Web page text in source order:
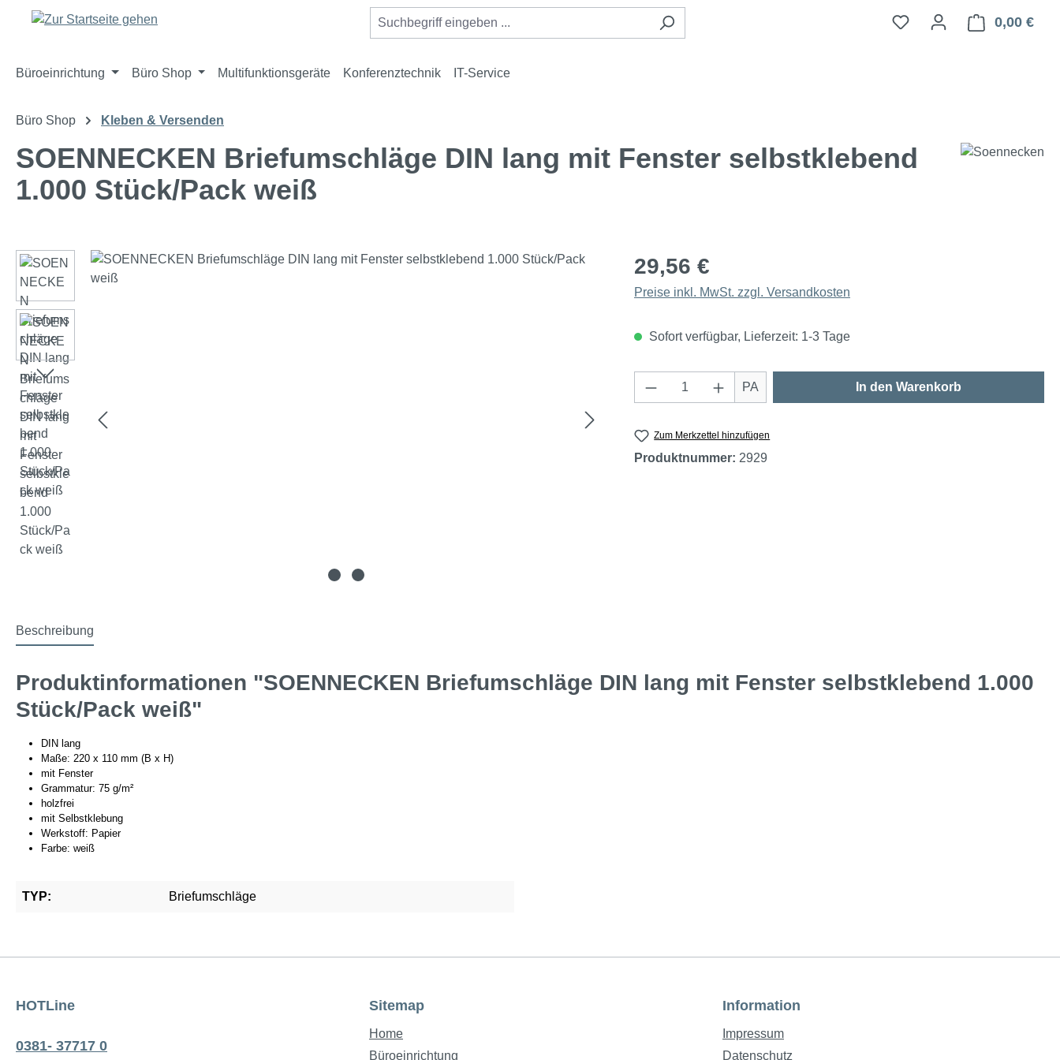
Hauptinhalt springen
Zur Suche springen
Zur Hauptnavigation springen 0,00 €
Büroeinrichtung Büro Shop Multifunktionsgeräte Konferenztechnik IT-Service
Büro Shop Kleben & Versenden
SOENNECKEN Briefumschläge DIN lang mit Fenster selbstklebend
1.000 Stück/Pack weiß
Bildergalerie überspringen 29,56 €
Preise inkl. MwSt. zzgl. Versandkosten
Sofort verfügbar, Lieferzeit: 1-3 Tage
Produkt Anzahl: Gib den gewünschten Wert ein
PA In den Warenkorb
Zum Merkzettel hinzufügen
Produktnummer: 2929
Beschreibung
Produktinformationen "SOENNECKEN Briefumschläge DIN lang mit Fenster selbstklebend 1.000
Stück/Pack weiß"
DIN lang
Maße: 220 x 110 mm (B x H)
mit Fenster
Grammatur: 75 g/m²
holzfrei
mit Selbstklebung
Werkstoff: Papier
Farbe: weiß
TYP: Briefumschläge
HOTLine
0381- 37717 0
Sitemap
Home
Büroeinrichtung
Information
Impressum
Datenschutz